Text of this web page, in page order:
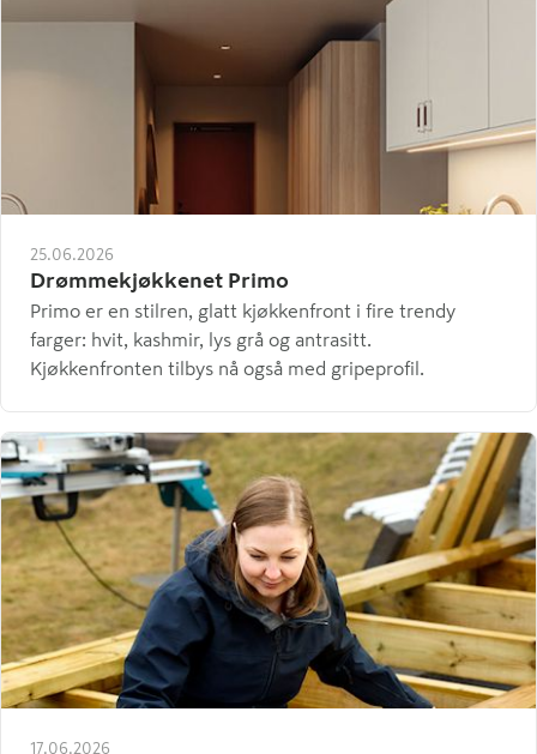
25.06.2026
Drømmekjøkkenet Primo
Primo er en stilren, glatt kjøkkenfront i fire trendy
farger: hvit, kashmir, lys grå og antrasitt.
Kjøkkenfronten tilbys nå også med gripeprofil.
17.06.2026